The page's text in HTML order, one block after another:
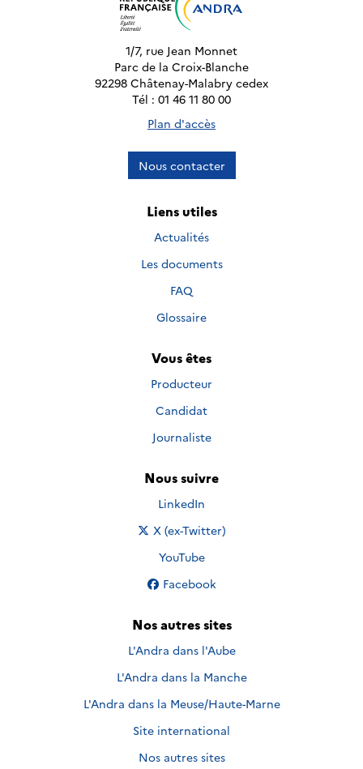
1/7, rue Jean Monnet
Parc de la Croix-Blanche
92298 Châtenay-Malabry cedex
Tél : 01 46 11 80 00
Plan d'accès
Nous contacter
Liens utiles
Actualités
Les documents
FAQ
Glossaire
Vous êtes
Producteur
Candidat
Journaliste
Nous suivre
Nous suivre sur
LinkedIn
Nous suivre sur
X (ex-Twitter)
Nous suivre sur
YouTube
Nous suivre sur
Facebook
Nos autres sites
L'Andra dans l'Aube
L'Andra dans la Manche
L'Andra dans la Meuse/Haute-Marne
Site international
Nos autres sites